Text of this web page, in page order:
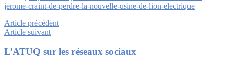
jerome-craint-de-perdre-la-nouvelle-usine-de-lion-electrique
Article précédent
Article suivant
Footer
L’ATUQ sur les réseaux sociaux